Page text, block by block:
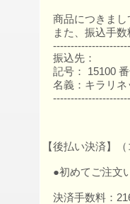
商品につきまし
また、振込手数
振込先：
記号： 15100 番
名義：キラリネ
【後払い決済】
●初めてご注文
決済手数料：